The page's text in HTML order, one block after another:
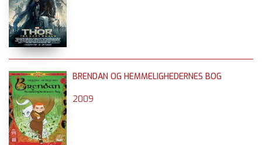
BRENDAN OG HEMMELIGHEDERNES BOG
2009